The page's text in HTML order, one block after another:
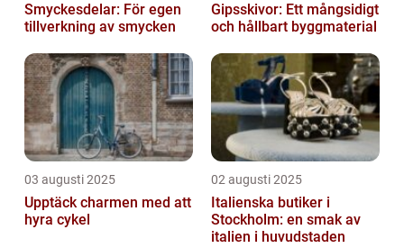
Smyckesdelar: För egen
tillverkning av smycken
Gipsskivor: Ett mångsidigt
och hållbart byggmaterial
03 augusti 2025
Upptäck charmen med att
hyra cykel
02 augusti 2025
Italienska butiker i
Stockholm: en smak av
italien i huvudstaden